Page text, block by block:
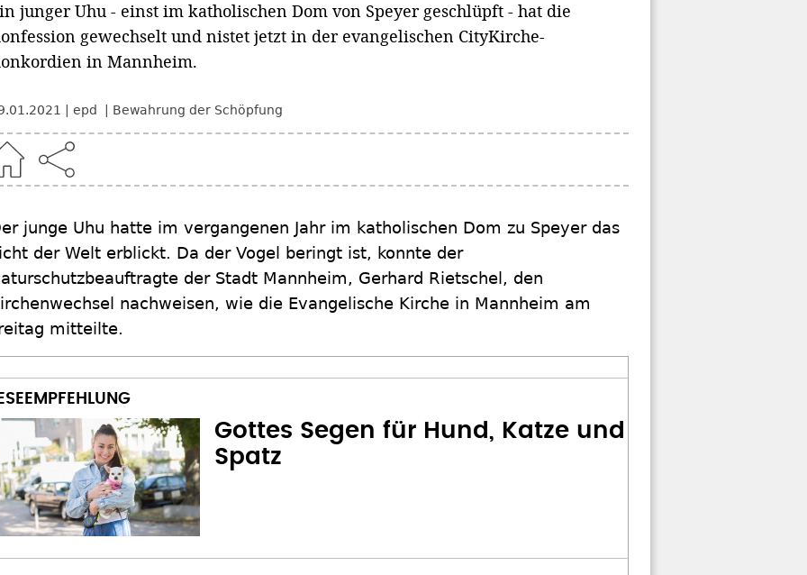
junger Uhu - einst im katholischen Dom von Speyer geschlüpft - hat die
gewechselt und nistet jetzt in der evangelischen CityKirche-
in Mannheim.
epd Bewahrung der Schöpfung
junge Uhu hatte im vergangenen Jahr im katholischen Dom zu Speyer das
der Welt erblickt. Da der Vogel beringt ist, konnte der
der Stadt Mannheim, Gerhard Rietschel, den
nachweisen, wie die Evangelische Kirche in Mannheim am
mitteilte.
Gottes Segen für Hund, Katze und
Spatz